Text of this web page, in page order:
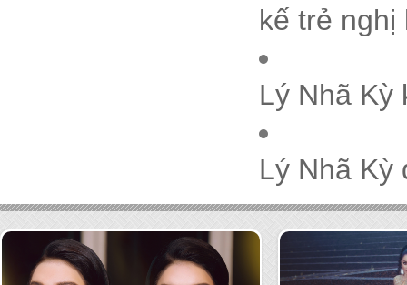
kế trẻ
Lý Nhã Kỳ
Lý Nhã Kỳ